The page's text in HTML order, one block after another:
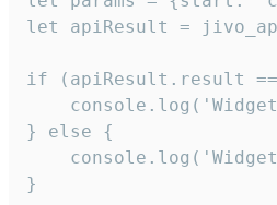
let apiResult =
if (apiResult.result
} else {
}